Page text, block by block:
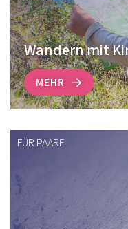
Wandern mit
MEHR
FÜR PAARE